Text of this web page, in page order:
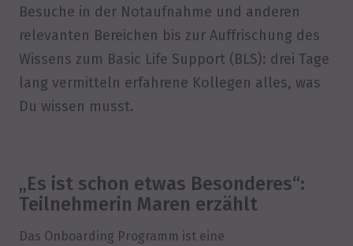
Besuche in der Notaufnahme und anderen
relevanten Bereichen bis zur Auffrischung des
Wissens zum Basic Life Support (BLS): drei Tage
lang vermitteln erfahrene Kollegen alles, was
Du wissen musst.
„Es ist schon etwas Besonderes“:
Teilnehmerin Maren erzählt
Das Onboarding Programm ist eine